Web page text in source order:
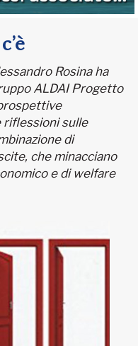
Rosina ha
ALDAI Progetto
riflessioni sulle
di
che minacciano
e di welfare